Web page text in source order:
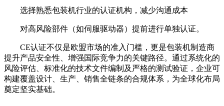
选择熟悉包装机行业的认证机构，减少沟通成本
对高风险部件（如伺服驱动器）提前进行单独认证。
CE认证不仅是欧盟市场的准入门槛，更是包装机制造商
提升产品安全性、增强国际竞争力的关键路径。通过系统化的
风险评估、标准化的技术文件编制及严格的测试验证，企业可
构建覆盖设计、生产、销售全链条的合规体系，为全球化布局
奠定坚实基础。